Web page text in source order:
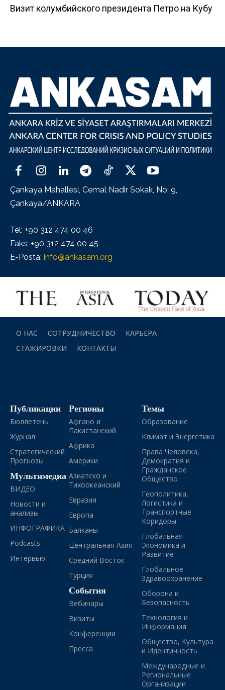
Визит колумбийского президента Петро на Кубу
Çankaya Mahallesi, Cemal Nadir Sokak, No: 9,
Çankaya/ANKARA
Tel: +90 312 474 00 46
Faks: +90 312 474 00 45
E-Posta: info@ankasam.org
О НАС СОТРУДНИЧЕСТВО
КАРЬЕРА
СТАЖИРОВКИ
КОНТАКТЫ
Публикации
Бюллетень
Журнал
Стратегический
Прогнозы
Мультимедиа
ВИДЕО
Новости и
анализы
ИНФОГРАФИКА
Podcasts
Интервью
Регионы
Афгано и
Пакистанский
Африка
Америки
Азиатско и
Тихоокеанский
Евразия
Европа
Балканы
Центральная Азия
Средний Восток
Турция
События
Вебинары
Визиты
Конференции
Пресса
Темы
Образование
Климат и Энергетика
Права Человека,
Демократия и
Гражданское
Общество
Геополитика,
Логистика и
Транспортные
Коридоры
Глобальная
Экономика и
Развитие
Глобальное
Здравоохранение
Оборона и
Безопасность
Технология и
Информация
Общество, Культура
и Идентичность
Международные и
Региональные
Организации